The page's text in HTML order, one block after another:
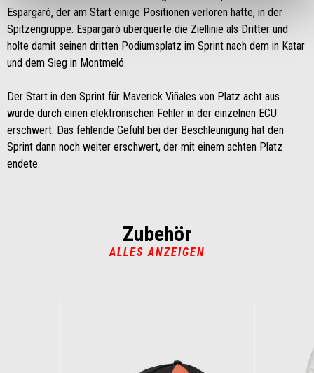
Espargaró, der am Start einige Positionen verloren hatte, in der
Spitzengruppe. Espargaró überquerte die Ziellinie als Dritter und
holte damit seinen dritten Podiumsplatz im Sprint nach dem in Katar
und dem Sieg in Montmeló.
Der Start in den Sprint für Maverick Viñales von Platz acht aus
wurde durch einen elektronischen Fehler in der einzelnen ECU
erschwert. Das fehlende Gefühl bei der Beschleunigung hat den
Sprint dann noch weiter erschwert, der mit einem achten Platz
endete.
Zubehör
ALLES ANZEIGEN